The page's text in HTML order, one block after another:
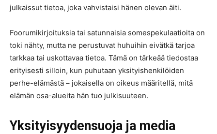
julkaissut tietoa, joka vahvistaisi hänen olevan äiti.
Foorumikirjoituksia tai satunnaisia somespekulaatioita on
toki nähty, mutta ne perustuvat huhuihin eivätkä tarjoa
tarkkaa tai uskottavaa tietoa. Tämä on tärkeää tiedostaa
erityisesti silloin, kun puhutaan yksityishenkilöiden
perhe-elämästä – jokaisella on oikeus määritellä, mitä
elämän osa-alueita hän tuo julkisuuteen.
Yksityisyydensuoja ja media